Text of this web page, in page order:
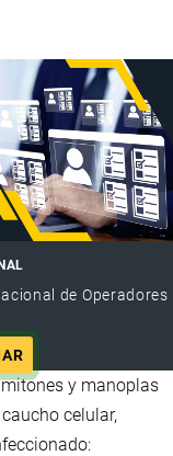
de Operadores
y manoplas
celular,